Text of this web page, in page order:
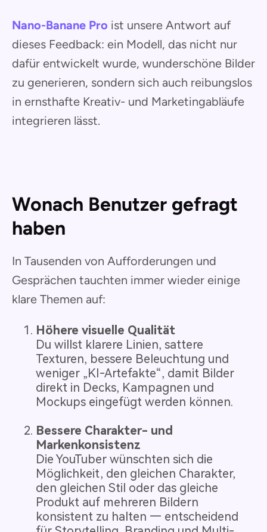
Nano-Banane Pro ist unsere Antwort auf
dieses Feedback: ein Modell, das nicht nur
dafür entwickelt wurde, wunderschöne Bilder
zu generieren, sondern sich auch reibungslos
in ernsthafte Kreativ- und Marketingabläufe
integrieren lässt.
Wonach Benutzer gefragt
haben
In Tausenden von Aufforderungen und
Gesprächen tauchten immer wieder einige
klare Themen auf:
Höhere visuelle Qualität
Du willst klarere Linien, sattere
Texturen, bessere Beleuchtung und
weniger „KI-Artefakte“, damit Bilder
direkt in Decks, Kampagnen und
Mockups eingefügt werden können.
Bessere Charakter- und
Markenkonsistenz
Die YouTuber wünschten sich die
Möglichkeit, den gleichen Charakter,
den gleichen Stil oder das gleiche
Produkt auf mehreren Bildern
konsistent zu halten — entscheidend